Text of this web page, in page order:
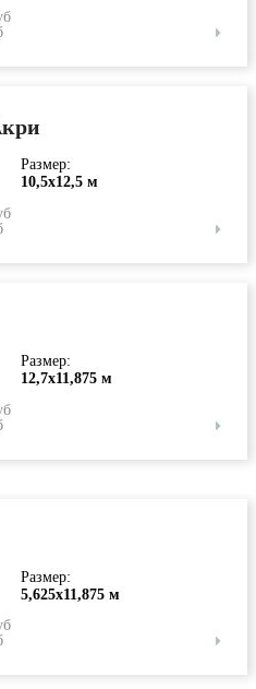
Размер:
10,5х12,5 м
Размер:
12,7х11,875 м
Размер:
5,625х11,875 м